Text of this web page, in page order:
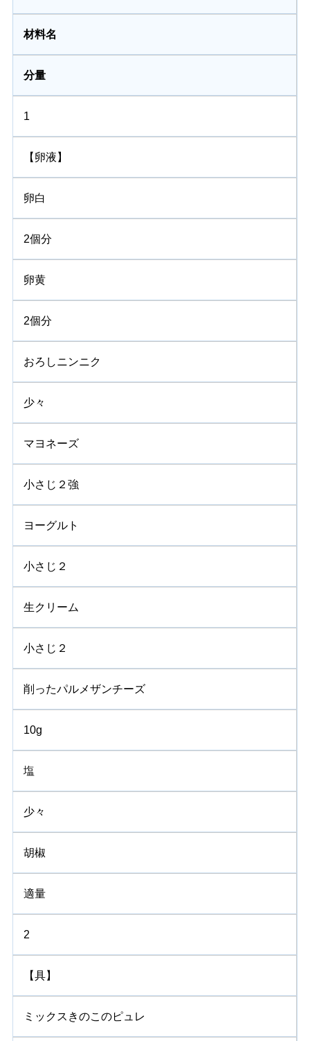
材料名
分量
1
【卵液】
卵白
2個分
卵黄
2個分
おろしニンニク
少々
マヨネーズ
小さじ２強
ヨーグルト
小さじ２
生クリーム
小さじ２
削ったパルメザンチーズ
10g
塩
少々
胡椒
適量
2
【具】
ミックスきのこのピュレ